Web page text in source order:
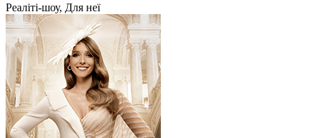
Реаліті-шоу, Для неї